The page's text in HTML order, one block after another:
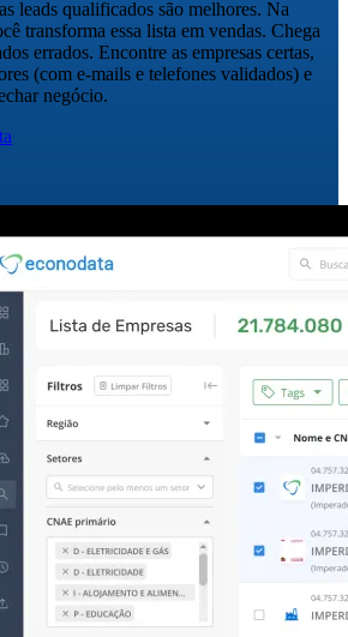
leads qualificados são melhores. Na
transforma essa lista em vendas. Chega
errados. Encontre as empresas certas,
(com e-mails e telefones validados) e
negócio.